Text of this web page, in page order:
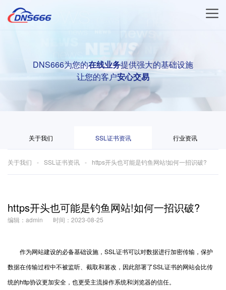
DNS666为您的在线业务提供强大的基础设施
让您的客户安心交易
关于我们 SSL证书资讯 行业资讯
关于我们 SSL证书资讯 https开头也可能是钓鱼网站!如何一招识破?
https开头也可能是钓鱼网站!如何一招识破?
编辑：admin 时间：2023-08-25
作为网站建设的必备基础设施， SSL证书可以对数据进行加密传输，保护
数据在传输过程中不被监听、截取和篡改，因此部署了SSL证书的网站会比传
统的http协议更加安全，也更受主流操作系统和浏览器的信任。